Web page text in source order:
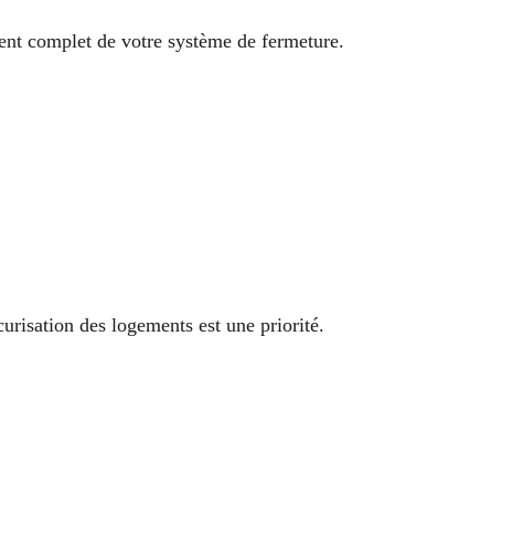
complet de votre système de fermeture.
des logements est une priorité.